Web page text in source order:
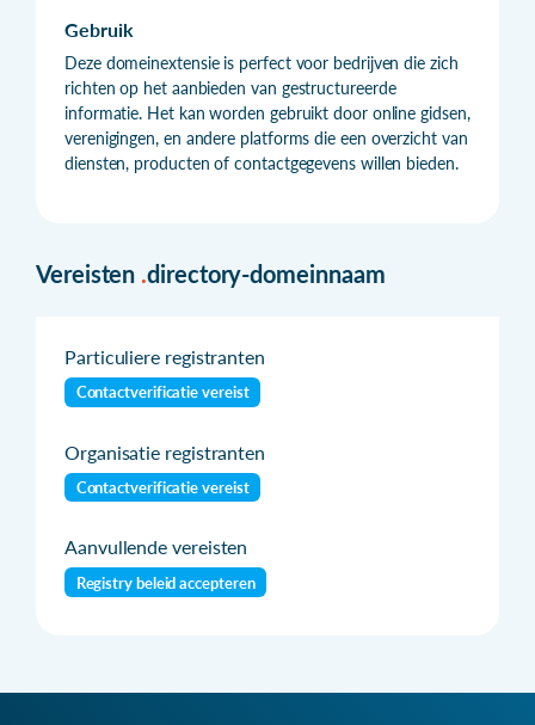
Gebruik
Deze domeinextensie is perfect voor bedrijven die zich
richten op het aanbieden van gestructureerde
informatie. Het kan worden gebruikt door online gidsen,
verenigingen, en andere platforms die een overzicht van
diensten, producten of contactgegevens willen bieden.
Vereisten .directory-domeinnaam
Particuliere registranten
Contactverificatie vereist
Organisatie registranten
Contactverificatie vereist
Aanvullende vereisten
Registry beleid accepteren